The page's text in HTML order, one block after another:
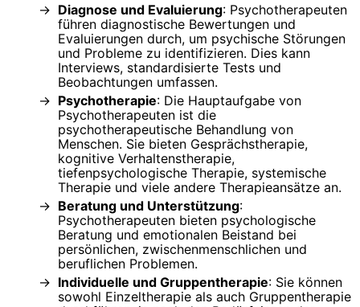
Diagnose und Evaluierung: Psychotherapeuten
führen diagnostische Bewertungen und
Evaluierungen durch, um psychische Störungen
und Probleme zu identifizieren. Dies kann
Interviews, standardisierte Tests und
Beobachtungen umfassen.
Psychotherapie: Die Hauptaufgabe von
Psychotherapeuten ist die
psychotherapeutische Behandlung von
Menschen. Sie bieten Gesprächstherapie,
kognitive Verhaltenstherapie,
tiefenpsychologische Therapie, systemische
Therapie und viele andere Therapieansätze an.
Beratung und Unterstützung:
Psychotherapeuten bieten psychologische
Beratung und emotionalen Beistand bei
persönlichen, zwischenmenschlichen und
beruflichen Problemen.
Individuelle und Gruppentherapie: Sie können
sowohl Einzeltherapie als auch Gruppentherapie